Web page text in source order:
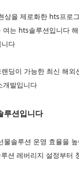
을 제로화한 hts프로
는 hts솔루션입니다
다
딩이 가능한 최신 해
개발입니다
루션입니다
솔루션 운영 효율을
션 레버리지 설정부터